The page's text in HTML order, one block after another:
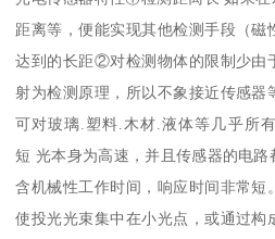
距离等，便能实现其他检测手段（磁
达到的长距②对检测物体的限制少由
射为检测原理，所以不象接近传感器
可对玻璃.塑料.木材.液体等几乎所
短 光本身为高速，并且传感器的电
含机械性工作时间，响应时间非常
使投光光束集中在小光点，或通过构